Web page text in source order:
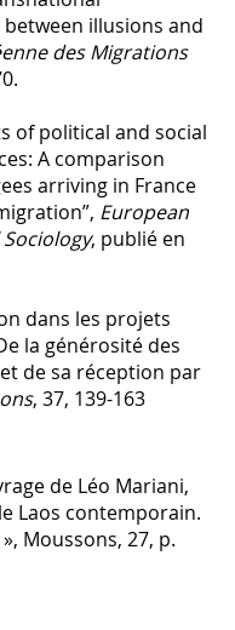
illusions and
des Migrations
of political and social
A comparison
arriving in France
European
, publié en
dans les projets
la générosité des
de sa réception par
, 37, 139-163
de Léo Mariani,
Laos contemporain.
», Moussons, 27, p.